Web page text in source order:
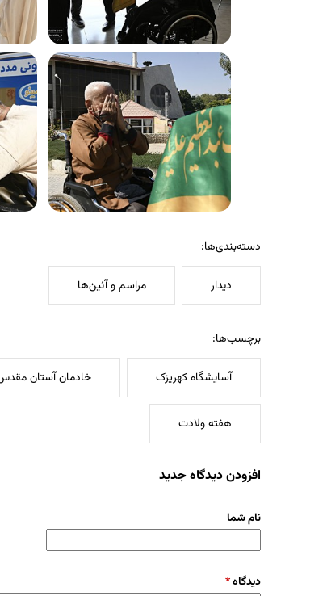
دسته‌بندی‌ها:
دیدار مراسم و آئین‌ها
برچسب‌ها:
آسایشگاه کهریزک خادمان آستان
هفته ولادت
افزودن دیدگاه جدید
نام شما
دیدگاه*